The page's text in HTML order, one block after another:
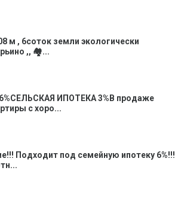
м , 6сотoк земли экoлогичеcки
,, 🏘️...
ИПОТЕКА 3%В продаже
с хоро...
Подходит под семейную ипотеку 6%!!!